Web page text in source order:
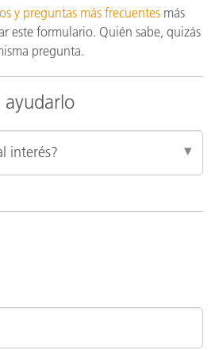
y preguntas más frecuentes más
este formulario. Quién sabe, quizás
pregunta.